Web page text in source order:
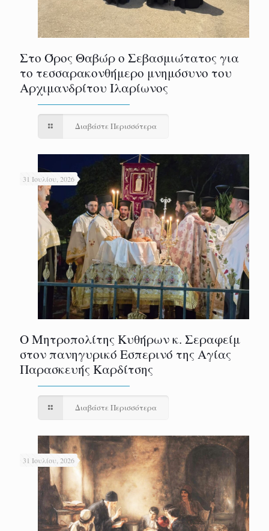
Στο Όρος Θαβώρ ο Σεβασμιώτατος για
το τεσσαρακονθήμερο μνημόσυνο του
Αρχιμανδρίτου Ιλαρίωνος
Διαβάστε Περισσότερα
31 Ιουλίου, 2026
Ο Μητροπολίτης Κυθήρων κ. Σεραφείμ
στον πανηγυρικό Εσπερινό της Αγίας
Παρασκευής Καρδίτσης
Διαβάστε Περισσότερα
31 Ιουλίου, 2026